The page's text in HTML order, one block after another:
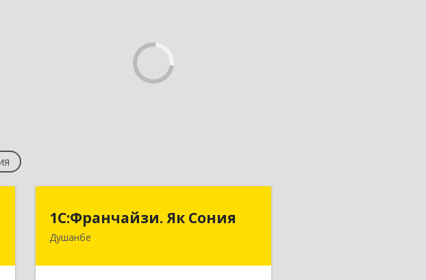
1С:Франчайзи. Як Сония
Душанбе
1С:Франчайзи. Як Сония
Республика Таджикистан, 734013, г.